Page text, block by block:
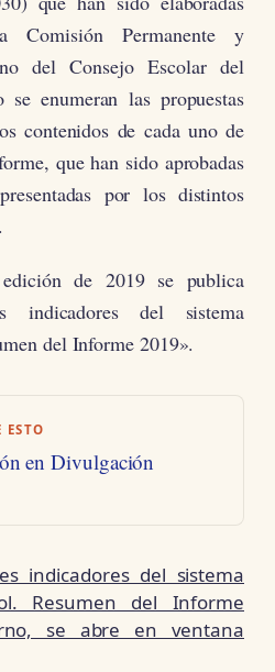
Comisión Permanente y
del Consejo Escolar del
enumeran las propuestas
contenidos de cada uno de
que han sido aprobadas
por los distintos
de 2019 se publica
indicadores del sistema
del Informe 2019».
ESTO
en Divulgación
indicadores del sistema
Resumen del Informe
se abre en ventana